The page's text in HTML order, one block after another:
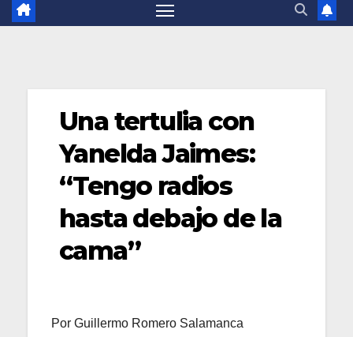
Una tertulia con
Yanelda Jaimes:
“Tengo radios
hasta debajo de la
cama”
Por Guillermo Romero Salamanca